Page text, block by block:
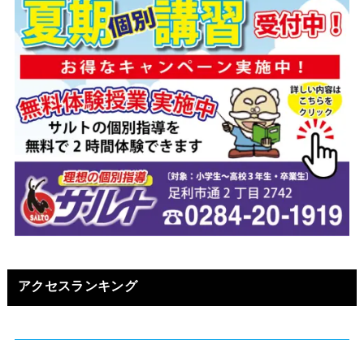
アクセスランキング